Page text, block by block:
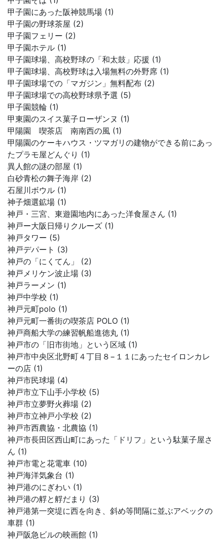
甲子園にあった阪神競馬場 (1)
甲子園の野球茶屋 (2)
甲子園フェリー (2)
甲子園ホテル (1)
甲子園球場、高校野球の「和太鼓」応援 (1)
甲子園球場、高校野球は入場無料の外野席 (1)
甲子園球場での「マガジン」無料配布 (2)
甲子園球場での高校野球県予選 (5)
甲子園競輪 (1)
甲東園のスイス菓子ローザンヌ (1)
甲陽園 喫茶店 南南西の風 (1)
甲陽園のケーキハウス・ツマガリの建物ができる前にあっ
たプラモ屋どんぐり (1)
異人館の謎の部屋 (1)
白砂青松の舞子海岸 (2)
石屋川ボウル (1)
神子畑選鉱場 (1)
神戸・三宮、東遊園地内にあった洋食屋さん (1)
神戸ー大阪日帰りクルーズ (1)
神戸タワー (5)
神戸デパート (3)
神戸の「にくてん」 (2)
神戸メリケン波止場 (3)
神戸ラーメン (1)
神戸中学校 (1)
神戸元町polo (1)
神戸元町一番街の喫茶店 POLO (1)
神戸商船大学の練習帆船進徳丸 (1)
神戸市の「旧市街地」という区域 (1)
神戸市中央区北野町４丁目８−１１にあったセイロンカレ
ーの店 (1)
神戸市民球場 (4)
神戸市立下山手小学校 (5)
神戸市立夢野火葬場 (2)
神戸市立神戸小学校 (2)
神戸市西農協・北農協 (1)
神戸市長田区西山町にあった「ドリフ」という駄菓子屋さ
ん (1)
神戸市電と花電車 (10)
神戸海洋気象台 (1)
神戸港のにぎわい (1)
神戸港の艀と艀だまり (3)
神戸港第一突堤に西を向き、斜め等間隔に並ぶアベックの
車群 (1)
神戸阪急ビルの映画館 (1)